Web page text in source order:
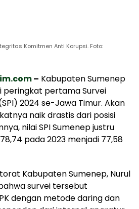
Komitmen Anti Korupsi. Foto:
– Kabupaten Sumenep
pertama Survei
2024 se-Jawa Timur. Akan
naik drastis dari posisi
nilai SPI Sumenep justru
pada 2023 menjadi 77,58
Kabupaten Sumenep, Nurul
survei tersebut
dengan metode daring dan